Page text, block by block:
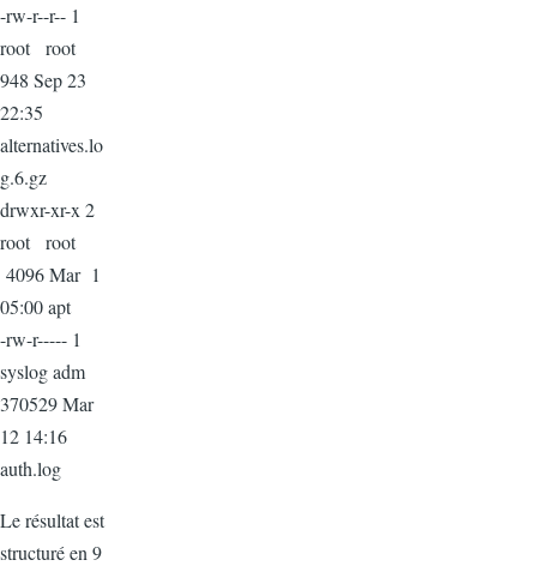
-rw-r--r-- 1
root root
948 Sep 23
22:35
alternatives.lo
g.6.gz
drwxr-xr-x 2
root root
4096 Mar 1
05:00 apt
-rw-r----- 1
syslog adm
370529 Mar
12 14:16
auth.log
Le résultat est
structuré en 9